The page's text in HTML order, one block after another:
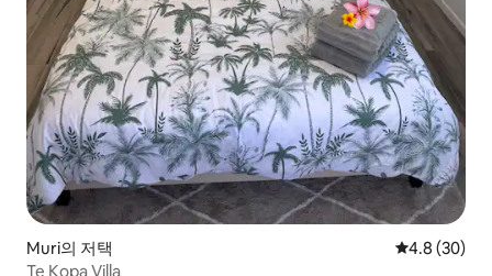
Muri의 저택 평점 4.8점(5
4.8 (30)
Te Kopa Villa